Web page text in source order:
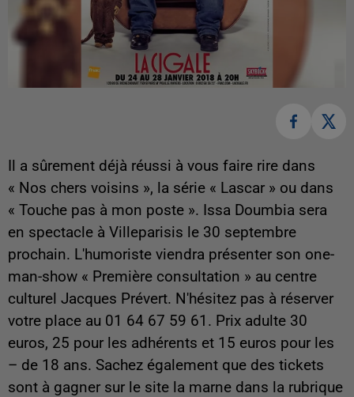
Il a sûrement déjà réussi à vous faire rire dans
« Nos chers voisins », la série « Lascar » ou dans
« Touche pas à mon poste ». Issa Doumbia sera
en spectacle à Villeparisis le 30 septembre
prochain. L'humoriste viendra présenter son one-
man-show « Première consultation » au centre
culturel Jacques Prévert. N'hésitez pas à réserver
votre place au 01 64 67 59 61. Prix adulte 30
euros, 25 pour les adhérents et 15 euros pour les
– de 18 ans. Sachez également que des tickets
sont à gagner sur le site la marne dans la rubrique